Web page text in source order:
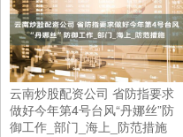
云南炒股配资公司 省防指要求
做好今年第4号台风“丹娜丝”防
御工作_部门_海上_防范措施